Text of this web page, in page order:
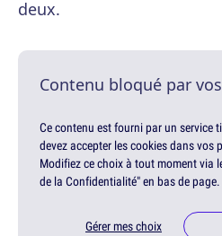
deux.
Contenu bloqué par
Ce contenu est fourni par un service
devez accepter les cookies dans vos
Modifiez ce choix à tout moment via
de la Confidentialité" en bas de page.
Gérer mes choix